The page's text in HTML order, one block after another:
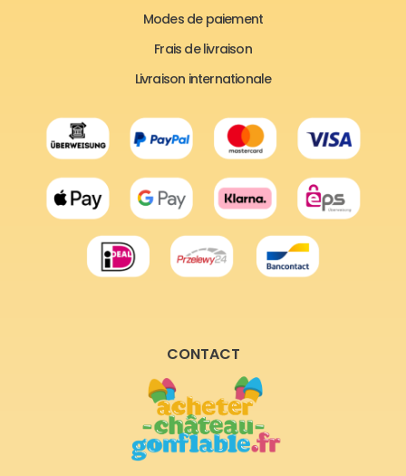
Modes de paiement
Frais de livraison
Livraison internationale
CONTACT